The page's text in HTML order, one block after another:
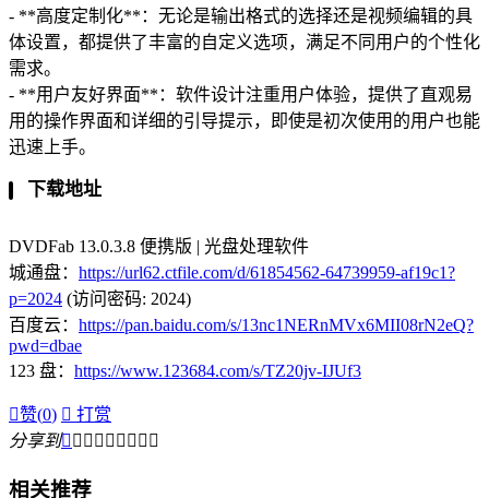
- **高度定制化**：无论是输出格式的选择还是视频编辑的具
体设置，都提供了丰富的自定义选项，满足不同用户的个性化
需求。
- **用户友好界面**：软件设计注重用户体验，提供了直观易
用的操作界面和详细的引导提示，即使是初次使用的用户也能
迅速上手。
下载地址
DVDFab 13.0.3.8 便携版 | 光盘处理软件
城通盘： https://url62.ctfile.com/d/61854562-64739959-af19c1?
p=2024 (访问密码: 2024)
百度云： https://pan.baidu.com/s/13nc1NERnMVx6MII08rN2eQ?
pwd=dbae
123 盘： https://www.123684.com/s/TZ20jv-IJUf3
赞(0)  打赏
分享到        
相关推荐